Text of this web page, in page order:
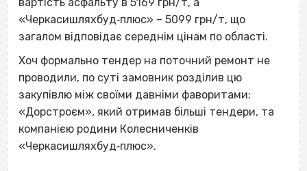
«Черкасишляхбуд‐плюс» – 5099 грн/т, що
загалом відповідає середнім цінам по області.
Хоч формально тендер на поточний ремонт не
проводили, по суті замовник розділив цю
закупівлю між своїми давніми фаворитами:
«Дорстроєм», який отримав більші тендери, та
компанією родини Колесниченків
«Черкасишляхбуд‐плюс».